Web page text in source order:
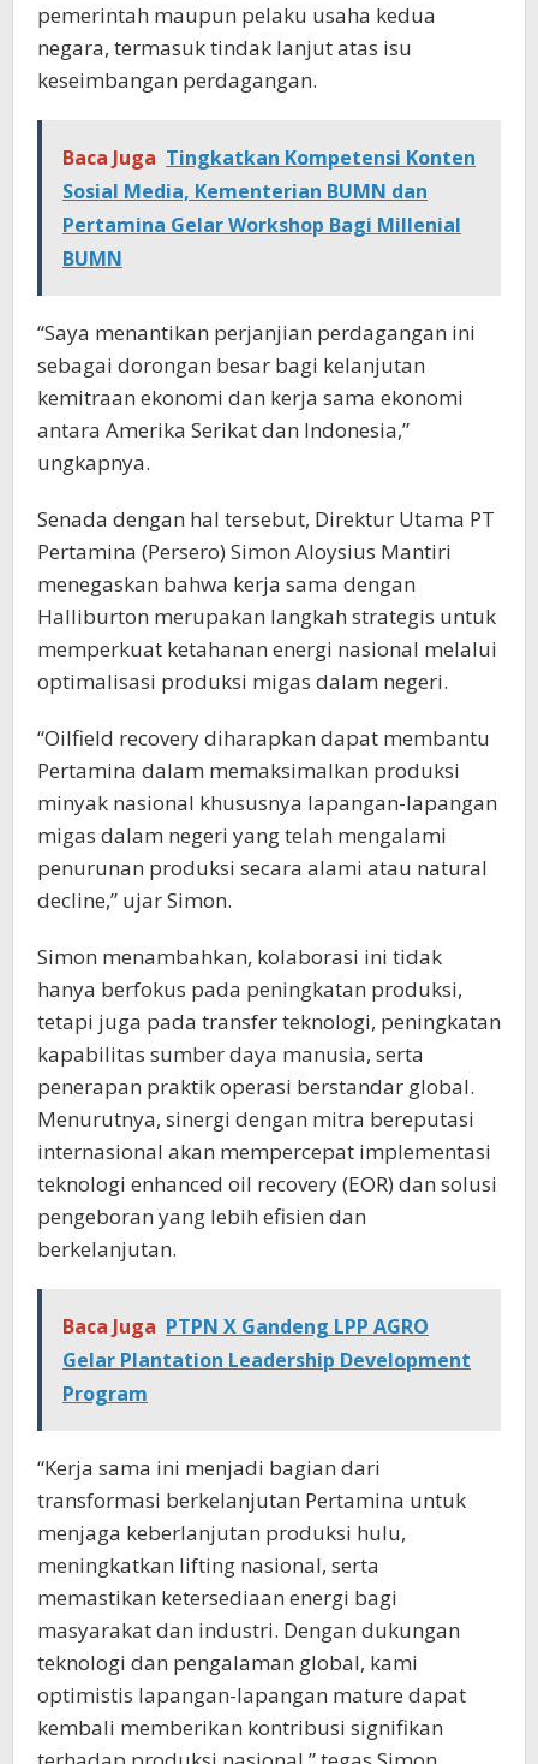
pemerintah maupun pelaku usaha kedua
negara, termasuk tindak lanjut atas isu
keseimbangan perdagangan.
Baca Juga Tingkatkan Kompetensi Konten
Sosial Media, Kementerian BUMN dan
Pertamina Gelar Workshop Bagi Millenial
BUMN
“Saya menantikan perjanjian perdagangan ini
sebagai dorongan besar bagi kelanjutan
kemitraan ekonomi dan kerja sama ekonomi
antara Amerika Serikat dan Indonesia,”
ungkapnya.
Senada dengan hal tersebut, Direktur Utama PT
Pertamina (Persero) Simon Aloysius Mantiri
menegaskan bahwa kerja sama dengan
Halliburton merupakan langkah strategis untuk
memperkuat ketahanan energi nasional melalui
optimalisasi produksi migas dalam negeri.
“Oilfield recovery diharapkan dapat membantu
Pertamina dalam memaksimalkan produksi
minyak nasional khususnya lapangan-lapangan
migas dalam negeri yang telah mengalami
penurunan produksi secara alami atau natural
decline,” ujar Simon.
Simon menambahkan, kolaborasi ini tidak
hanya berfokus pada peningkatan produksi,
tetapi juga pada transfer teknologi, peningkatan
kapabilitas sumber daya manusia, serta
penerapan praktik operasi berstandar global.
Menurutnya, sinergi dengan mitra bereputasi
internasional akan mempercepat implementasi
teknologi enhanced oil recovery (EOR) dan solusi
pengeboran yang lebih efisien dan
berkelanjutan.
Baca Juga PTPN X Gandeng LPP AGRO
Gelar Plantation Leadership Development
Program
“Kerja sama ini menjadi bagian dari
transformasi berkelanjutan Pertamina untuk
menjaga keberlanjutan produksi hulu,
meningkatkan lifting nasional, serta
memastikan ketersediaan energi bagi
masyarakat dan industri. Dengan dukungan
teknologi dan pengalaman global, kami
optimistis lapangan-lapangan mature dapat
kembali memberikan kontribusi signifikan